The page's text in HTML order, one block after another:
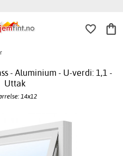
- Aluminium - U-verdi: 1,1 -
Uttak
14x12